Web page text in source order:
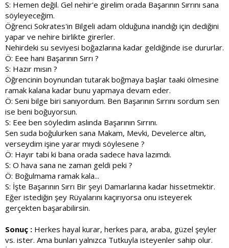
S: Hemen değil. Gel nehir'e girelim orada Başarının Sırrını sana
söyleyeceğim.
Öğrenci Sokrates'in Bilgeli adam olduğuna inandığı için dediğini
yapar ve nehire birlikte girerler.
Nehirdeki su seviyesi boğazlarına kadar geldiğinde ise dururlar.
Ö: Eee hani Başarının Sırrı ?
S: Hazır mısın ?
Öğrencinin boynundan tutarak boğmaya başlar taaki ölmesine
ramak kalana kadar bunu yapmaya devam eder.
Ö: Seni bilge biri sanıyordum. Ben Başarının Sırrını sordum sen
ise beni boğuyorsun.
S: Eee ben söyledim aslında Başarının Sırrını.
Sen suda boğulurken sana Makam, Mevki, Develerce altın,
verseydim işine yarar mıydı söylesene ?
Ö: Hayır tabi ki bana orada sadece hava lazımdı.
S: O hava sana ne zaman geldi peki ?
Ö: Boğulmama ramak kala...
S: İşte Başarının Sırrı Bir şeyi Damarlarına kadar hissetmektir.
Eğer istediğin şey Rüyalarını kaçırıyorsa onu isteyerek
gerçekten başarabilirsin.
Sonuç : Herkes hayal kurar, herkes para, araba, güzel şeyler
vs. ister. Ama bunları yalnızca Tutkuyla isteyenler sahip olur.